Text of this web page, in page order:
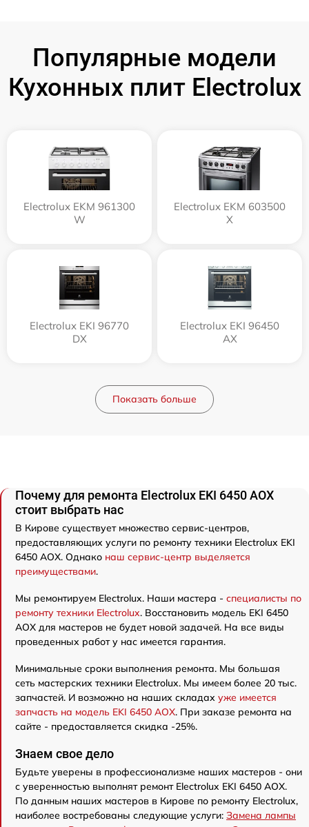
Популярные модели
Кухонных плит Electrolux
Electrolux EKM 961300
W
Electrolux EKM 603500
X
Electrolux EKI 96770
DX
Electrolux EKI 96450
AX
Показать больше
Почему для ремонта Electrolux EKI 6450 AOX
стоит выбрать нас
В Кирове существует множество сервис-центров,
предоставляющих услуги по ремонту техники Electrolux EKI
6450 AOX. Однако наш сервис-центр выделяется
преимуществами.
Мы ремонтируем Electrolux. Наши мастера - специалисты по
ремонту техники Electrolux. Восстановить модель EKI 6450
AOX для мастеров не будет новой задачей. На все виды
проведенных работ у нас имеется гарантия.
Минимальные сроки выполнения ремонта. Мы большая
сеть мастерских техники Electrolux. Мы имеем более 20 тыс.
запчастей. И возможно на наших складах уже имеется
запчасть на модель EKI 6450 AOX. При заказе ремонта на
сайте - предоставляется скидка -25%.
Знаем свое дело
Будьте уверены в профессионализме наших мастеров - они
с уверенностью выполнят ремонт Electrolux EKI 6450 AOX.
По данным наших мастеров в Кирове по ремонту Electrolux,
наиболее востребованы следующие услуги: Замена лампы